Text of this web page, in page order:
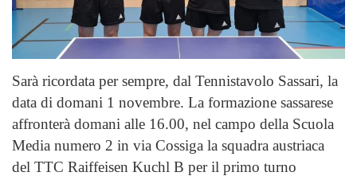
Sarà ricordata per sempre, dal Tennistavolo Sassari, la
data di domani 1 novembre. La formazione sassarese
affronterà domani alle 16.00, nel campo della Scuola
Media numero 2 in via Cossiga la squadra austriaca
del TTC Raiffeisen Kuchl B per il primo turno